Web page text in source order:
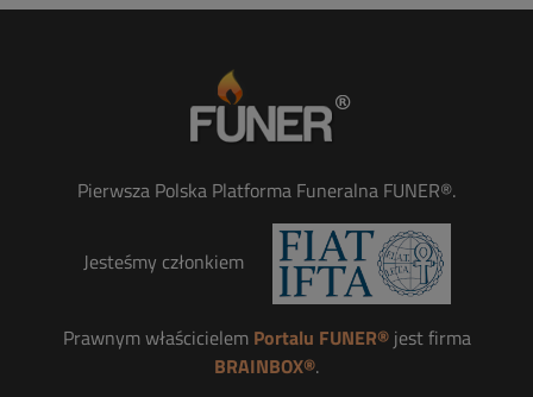
Pierwsza Polska Platforma Funeralna FUNER®.
Jesteśmy członkiem
Prawnym właścicielem Portalu FUNER®jest firma
BRAINBOX®.